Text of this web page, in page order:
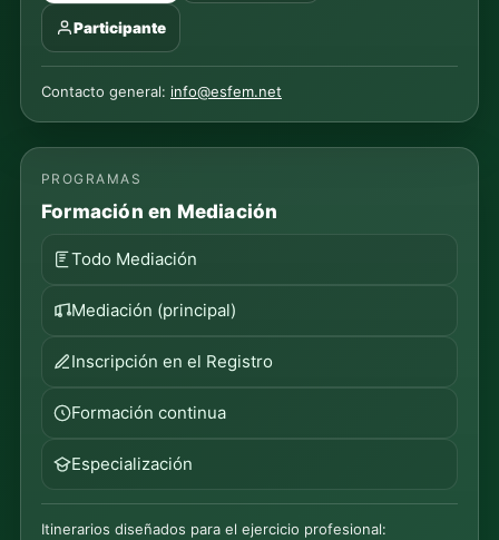
Participante
Contacto general: info@esfem.net
PROGRAMAS
Formación en Mediación
Todo Mediación
Mediación (principal)
Inscripción en el Registro
Formación continua
Especialización
Itinerarios diseñados para el ejercicio profesional: